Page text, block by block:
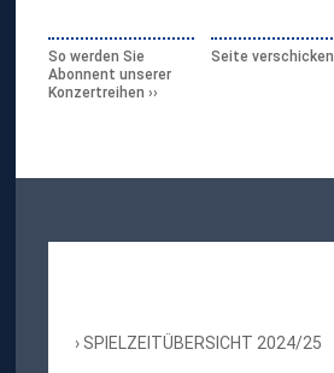
So werden Sie
Abonnent unserer
Konzertreihen
Seite verschicken
SPIELZEITÜBERSICHT 2024/25